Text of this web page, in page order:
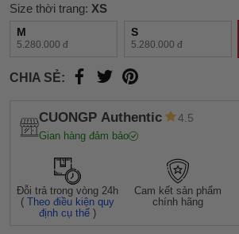
Size thời trang: XS
M
5.280.000 đ
S
5.280.000 đ
CHIA SẺ:
CUONGP Authentic 4.5
Gian hàng đảm bảo
Đỗi trả trong vòng 24h
(Theo điều kiện quy
định cụ thể )
Cam kết sản phẩm
chính hãng